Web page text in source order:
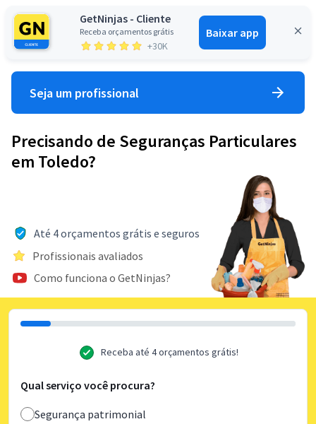
GetNinjas - Cliente
Receba orçamentos grátis
+30K
Baixar app
Entrar
Seja um profissional
Precisando de Seguranças Particulares
em Toledo?
Até 4 orçamentos grátis e seguros
Profissionais avaliados
Como funciona o GetNinjas?
Receba até 4 orçamentos grátis!
Qual serviço você procura?
Segurança patrimonial